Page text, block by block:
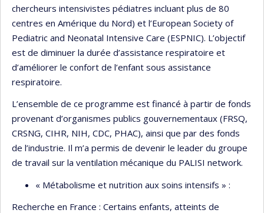
chercheurs intensivistes pédiatres incluant plus de 80
centres en Amérique du Nord) et l’European Society of
Pediatric and Neonatal Intensive Care (ESPNIC). L’objectif
est de diminuer la durée d’assistance respiratoire et
d’améliorer le confort de l’enfant sous assistance
respiratoire.
L’ensemble de ce programme est financé à partir de fonds
provenant d’organismes publics gouvernementaux (FRSQ,
CRSNG, CIHR, NIH, CDC, PHAC), ainsi que par des fonds
de l’industrie. Il m’a permis de devenir le leader du groupe
de travail sur la ventilation mécanique du PALISI network.
« Métabolisme et nutrition aux soins intensifs » :
Recherche en France : Certains enfants, atteints de